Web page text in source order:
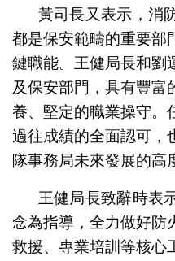
黃司長又表示，消
都是保安範疇的重要部
鍵職能。王健局長和劉
及保安部門，具有豐富
養、堅定的職業操守。
過往成績的全面認可，
隊事務局未來發展的高
王健局長致辭時表
念為指導，全力做好防
救援、專業培訓等核心